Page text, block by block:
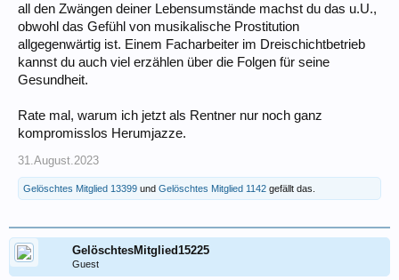
all den Zwängen deiner Lebensumstände machst du das u.U.,
obwohl das Gefühl von musikalische Prostitution
allgegenwärtig ist. Einem Facharbeiter im Dreischichtbetrieb
kannst du auch viel erzählen über die Folgen für seine
Gesundheit.
Rate mal, warum ich jetzt als Rentner nur noch ganz
kompromisslos Herumjazze.
31.August.2023
Gelöschtes Mitglied 13399 und Gelöschtes Mitglied 1142 gefällt das.
GelöschtesMitglied15225
Guest